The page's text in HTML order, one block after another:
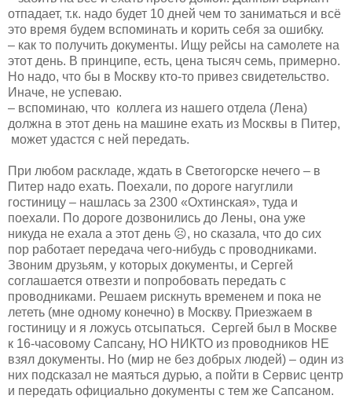
отпадает, т.к. надо будет 10 дней чем то заниматься и всё
это время будем вспоминать и корить себя за ошибку.
– как то получить документы. Ищу рейсы на самолете на
этот день. В принципе, есть, цена тысяч семь, примерно.
Но надо, что бы в Москву кто-то привез свидетельство.
Иначе, не успеваю.
– вспоминаю, что коллега из нашего отдела (Лена)
должна в этот день на машине ехать из Москвы в Питер,
может удастся с ней передать.
При любом раскладе, ждать в Светогорске нечего – в
Питер надо ехать. Поехали, по дороге нагуглили
гостиницу – нашлась за 2300 «Охтинская», туда и
поехали. По дороге дозвонились до Лены, она уже
никуда не ехала а этот день ☹, но сказала, что до сих
пор работает передача чего-нибудь с проводниками.
Звоним друзьям, у которых документы, и Сергей
соглашается отвезти и попробовать передать с
проводниками. Решаем рискнуть временем и пока не
лететь (мне одному конечно) в Москву. Приезжаем в
гостиницу и я ложусь отсыпаться. Сергей был в Москве
к 16-часовому Сапсану, НО НИКТО из проводников НЕ
взял документы. Но (мир не без добрых людей) – один из
них подсказал не маяться дурью, а пойти в Сервис центр
и передать официально документы с тем же Сапсаном.